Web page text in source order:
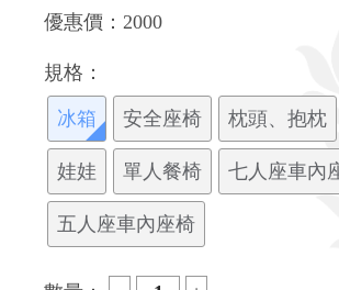
優惠價： 2000
規格：
冰箱 安全座椅 枕頭、抱枕
娃娃 單人餐椅 七人座車內
五人座車內座椅